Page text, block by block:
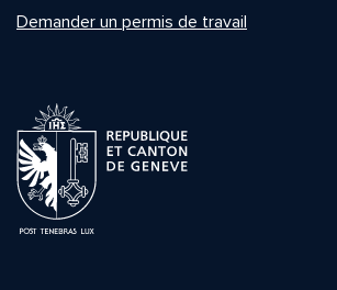
Demander un permis de travail